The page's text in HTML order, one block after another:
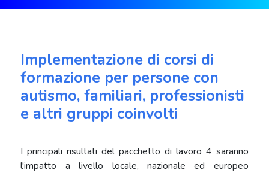
Implementazione di corsi di
formazione per persone con
autismo, familiari, professionisti
e altri gruppi coinvolti
I principali risultati del pacchetto di lavoro 4 saranno
l'impatto a livello locale, nazionale ed europeo